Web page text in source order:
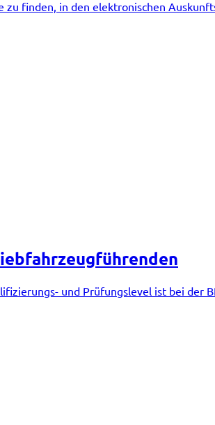
zu finden, in den elektronischen
und Prüfungslevel ist bei